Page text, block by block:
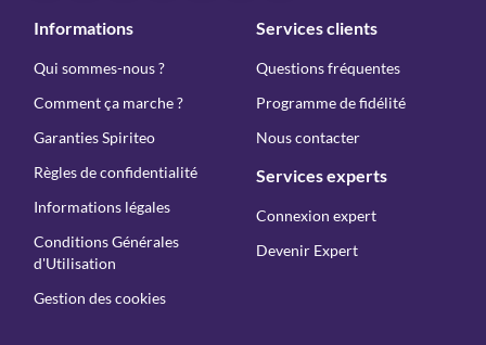
Informations
Qui sommes-nous ?
Comment ça marche ?
Garanties Spiriteo
Règles de confidentialité
Informations légales
Conditions Générales
d'Utilisation
Gestion des cookies
Services clients
Questions fréquentes
Programme de fidélité
Nous contacter
Services experts
Connexion expert
Devenir Expert